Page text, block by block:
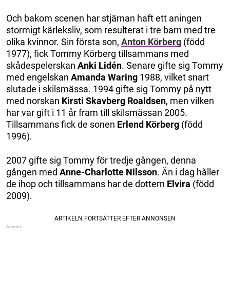
Och bakom scenen har stjärnan haft ett aningen
stormigt kärleksliv, som resulterat i tre barn med tre
olika kvinnor. Sin första son, Anton Körberg (född
1977), fick Tommy Körberg tillsammans med
skådespelerskan Anki Lidén. Senare gifte sig Tommy
med engelskan Amanda Waring 1988, vilket snart
slutade i skilsmässa. 1994 gifte sig Tommy på nytt
med norskan Kirsti Skavberg Roaldsen, men vilken
har var gift i 11 år fram till skilsmässan 2005.
Tillsammans fick de sonen Erlend Körberg (född
1996).
2007 gifte sig Tommy för tredje gången, denna
gången med Anne-Charlotte Nilsson. Än i dag håller
de ihop och tillsammans har de dottern Elvira (född
2009).